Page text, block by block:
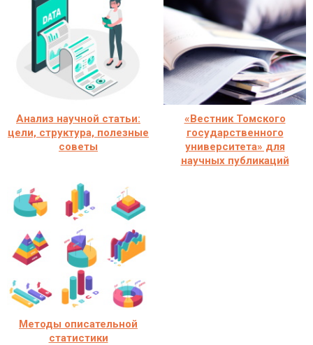
Анализ научной статьи:
цели, структура, полезные
советы
«Вестник Томского
государственного
университета» для
научных публикаций
Методы описательной
статистики